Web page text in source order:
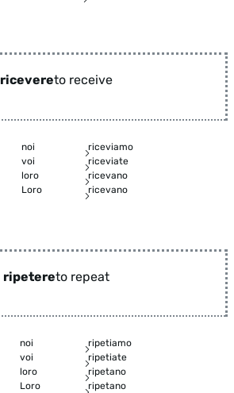
ricevereto receive
noi
riceviamo
voi
riceviate
loro
ricevano
Loro
ricevano
ripetereto repeat
noi
ripetiamo
voi
ripetiate
loro
ripetano
Loro
ripetano